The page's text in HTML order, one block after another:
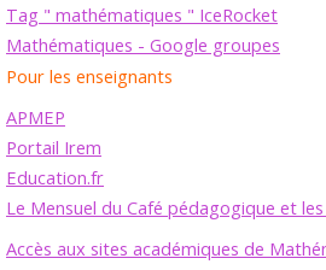
Tag " mathématiques " IceRocket
Mathématiques - Google groupes
Pour les enseignants
APMEP
Portail Irem
Education.fr
Le Mensuel du Café pédagogique et
Accès aux sites académiques de